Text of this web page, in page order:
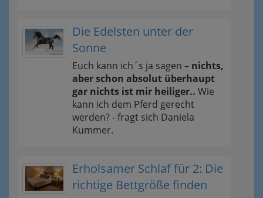
Die Edelsten unter der
Sonne
Euch kann ich´s ja sagen – nichts,
aber schon absolut überhaupt
gar nichts ist mir heiliger.. Wie
kann ich dem Pferd gerecht
werden? - fragt sich Daniela
Kummer.
Erholsamer Schlaf für 2: Die
richtige Bettgröße finden